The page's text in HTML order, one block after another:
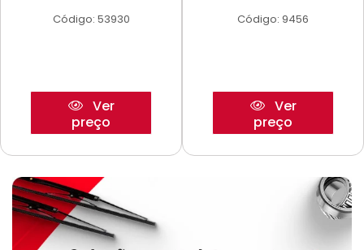
Código: 53930
Ver
preço
Código: 9456
Ver
preço